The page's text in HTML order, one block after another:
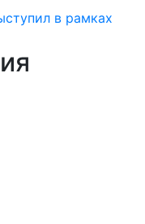
в рамках